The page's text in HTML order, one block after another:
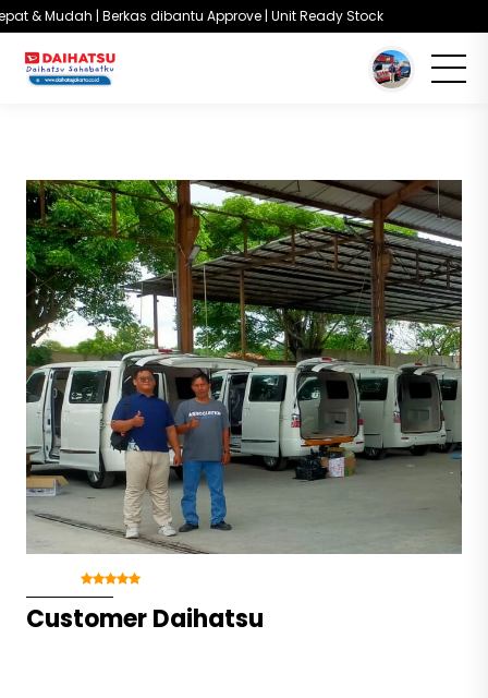
& Mudah | Berkas dibantu Approve | Unit Ready Stock
You are here :Beranda/Testimoni/Customer Daihatsu
Customer Daihatsu